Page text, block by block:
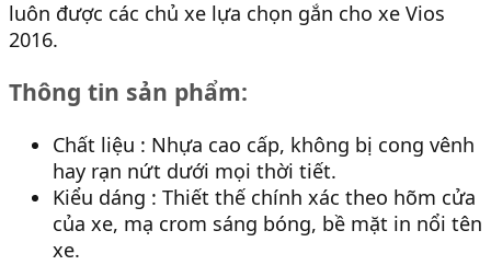
luôn được các chủ xe lựa chọn gắn cho xe Vios
2016.
Thông tin sản phẩm:
Chất liệu : Nhựa cao cấp, không bị cong vênh
hay rạn nứt dưới mọi thời tiết.
Kiểu dáng : Thiết thế chính xác theo hõm cửa
của xe, mạ crom sáng bóng, bề mặt in nổi tên
xe.